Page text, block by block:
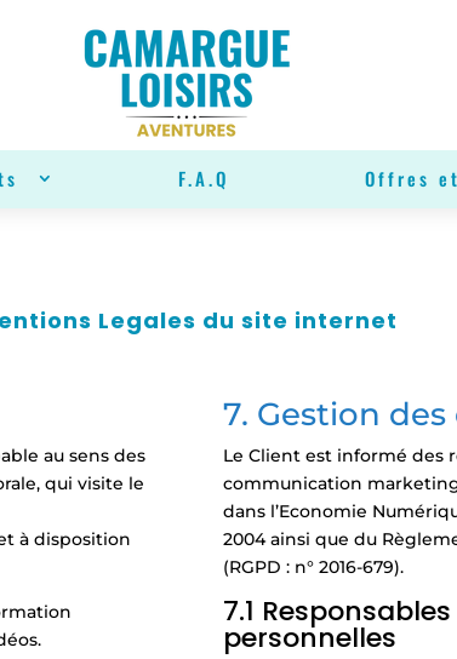
F.A.Q Offres
Legales du site internet
au sens des
qui visite le
à disposition
7. Gestion
Le Client est informé des
communication
dans l’Economie
2004 ainsi que du
(RGPD : n° 2016-679).
7.1
personnelles